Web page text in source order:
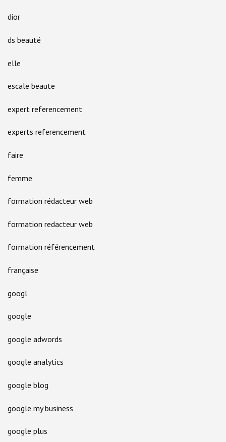
dior
ds beauté
elle
escale beaute
expert referencement
experts referencement
faire
femme
formation rédacteur web
formation redacteur web
formation référencement
française
googl
google
google adwords
google analytics
google blog
google my business
google plus